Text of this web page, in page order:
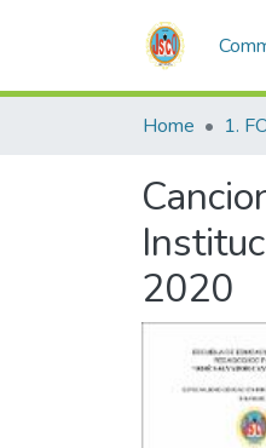
Home
2020